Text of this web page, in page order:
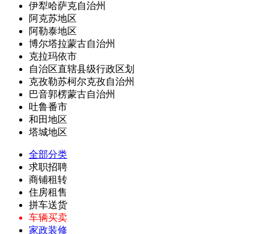
伊犁哈萨克自治州
阿克苏地区
阿勒泰地区
博尔塔拉蒙古自治州
克拉玛依市
自治区直辖县级行政区划
克孜勒苏柯尔克孜自治州
巴音郭楞蒙古自治州
吐鲁番市
和田地区
塔城地区
全部分类
求职招聘
商铺租转
住房租售
拼车送货
车辆买卖
家政装修